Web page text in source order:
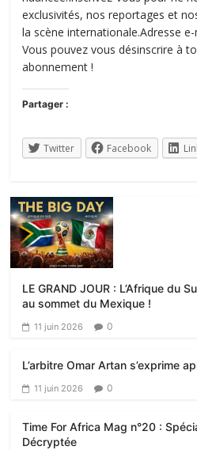
exclusivités, nos reportages et
la scène internationale.Adresse
Vous pouvez vous désinscrire à
abonnement !
Partager :
Twitter Facebook
LE GRAND JOUR : L’Afrique du
au sommet du Mexique !
11 juin 2026 0
L’arbitre Omar Artan s’exprime
11 juin 2026 0
Time For Africa Mag n°20 :
Décryptée